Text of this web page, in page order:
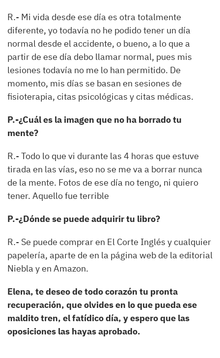
R.- Mi vida desde ese día es otra totalmente
diferente, yo todavía no he podido tener un día
normal desde el accidente, o bueno, a lo que a
partir de ese día debo llamar normal, pues mis
lesiones todavía no me lo han permitido. De
momento, mis días se basan en sesiones de
fisioterapia, citas psicológicas y citas médicas.
P.-¿Cuál es la imagen que no ha borrado tu
mente?
R.- Todo lo que vi durante las 4 horas que estuve
tirada en las vías, eso no se me va a borrar nunca
de la mente. Fotos de ese día no tengo, ni quiero
tener. Aquello fue terrible
P.-¿Dónde se puede adquirir tu libro?
R.- Se puede comprar en El Corte Inglés y cualquier
papelería, aparte de en la página web de la editorial
Niebla y en Amazon.
Elena, te deseo de todo corazón tu pronta
recuperación, que olvides en lo que pueda ese
maldito tren, el fatídico día, y espero que las
oposiciones las hayas aprobado.